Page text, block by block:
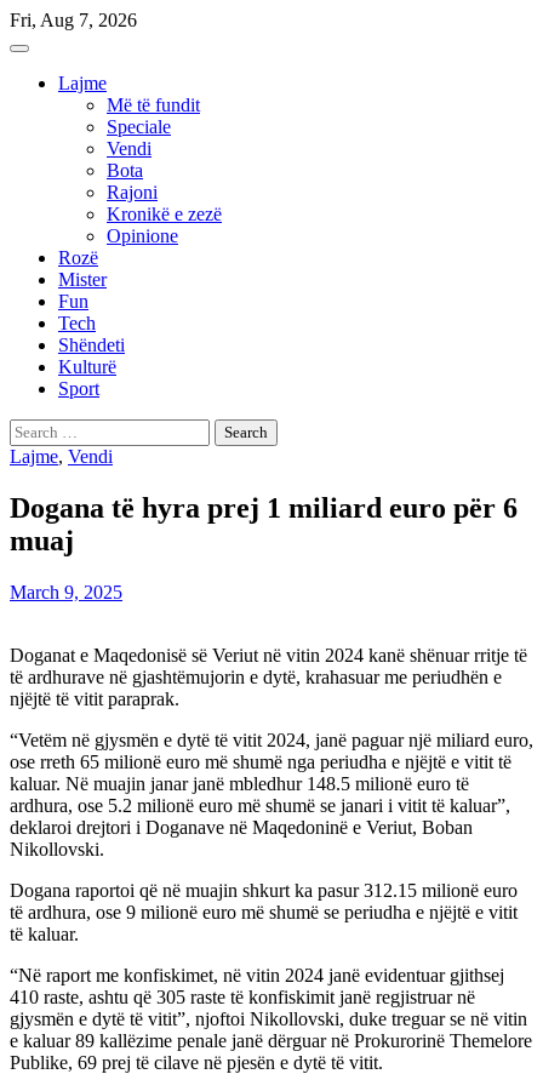
Skip
to
Fri, Aug 7, 2026
Lajme
Më të fundit
Speciale
Vendi
Bota
Rajoni
Kronikë e zezë
Opinione
Rozë
Mister
Fun
Tech
Shëndeti
Kulturë
Sport
Search
for:
Lajme, Vendi
Dogana të hyra prej 1 miliard euro për 6
muaj
March 9, 2025
Doganat e Maqedonisë së Veriut në vitin 2024 kanë shënuar rritje të
të ardhurave në gjashtëmujorin e dytë, krahasuar me periudhën e
njëjtë të vitit paraprak.
“Vetëm në gjysmën e dytë të vitit 2024, janë paguar një miliard euro,
ose rreth 65 milionë euro më shumë nga periudha e njëjtë e vitit të
kaluar. Në muajin janar janë mbledhur 148.5 milionë euro të
ardhura, ose 5.2 milionë euro më shumë se janari i vitit të kaluar”,
deklaroi drejtori i Doganave në Maqedoninë e Veriut, Boban
Nikollovski.
Dogana raportoi që në muajin shkurt ka pasur 312.15 milionë euro
të ardhura, ose 9 milionë euro më shumë se periudha e njëjtë e vitit
të kaluar.
“Në raport me konfiskimet, në vitin 2024 janë evidentuar gjithsej
410 raste, ashtu që 305 raste të konfiskimit janë regjistruar në
gjysmën e dytë të vitit”, njoftoi Nikollovski, duke treguar se në vitin
e kaluar 89 kallëzime penale janë dërguar në Prokurorinë Themelore
Publike, 69 prej të cilave në pjesën e dytë të vitit.